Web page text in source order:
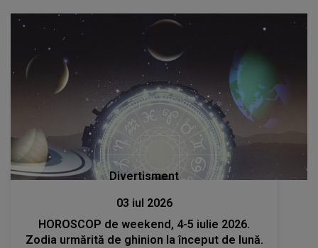
Divertisment
03 iul 2026
HOROSCOP de weekend, 4-5 iulie 2026.
Zodia urmărită de ghinion la început de lună.